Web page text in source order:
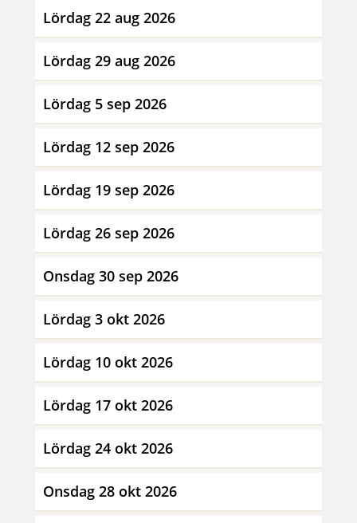
Lördag 22 aug 2026
Lördag 29 aug 2026
Lördag 5 sep 2026
Lördag 12 sep 2026
Lördag 19 sep 2026
Lördag 26 sep 2026
Onsdag 30 sep 2026
Lördag 3 okt 2026
Lördag 10 okt 2026
Lördag 17 okt 2026
Lördag 24 okt 2026
Onsdag 28 okt 2026